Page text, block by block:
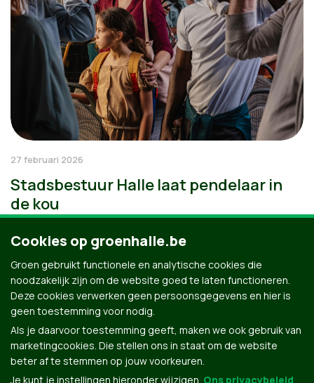
27 februari 2026
Stadsbestuur Halle laat pendelaar in
de kou
Cookies op groenhalle.be
Groen gebruikt functionele en analytische cookies die
noodzakelijk zijn om de website goed te laten functioneren.
Deze cookies verwerken geen persoonsgegevens en hier is
geen toestemming voor nodig.
Als je daarvoor toestemming geeft, maken we ook gebruik van
marketingcookies. Die stellen ons in staat om de website
beter af te stemmen op jouw voorkeuren.
Je kunt je instellingen hieronder wijzigen. Ons privacybeleid